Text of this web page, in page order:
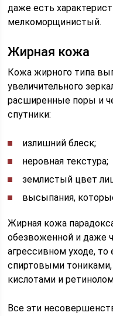
даже есть
мелкоморщинистый.
Жирная кожа
Кожа жирного типа
увеличительного
расширенные поры и
спутники:
излишний блеск;
неровная текстура;
землистый цвет
высыпания,
Жирная кожа
обезвоженной и даже
агрессивном уходе, то
спиртовыми
кислотами и
Все эти